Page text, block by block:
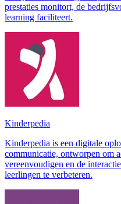
prestaties monitort, de
learning faciliteert.
Kinderpedia
Kinderpedia is een digitale
communicatie, ontworpen om
vereenvoudigen en de
leerlingen te verbeteren.